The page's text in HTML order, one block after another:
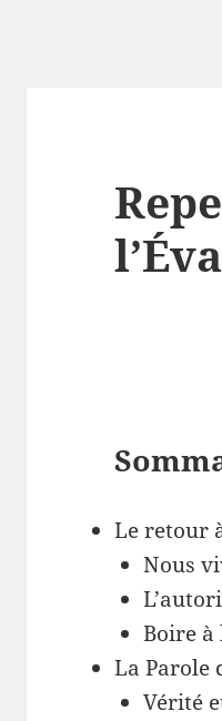
Le retour
Nous
Boire à
La Parole
Vérité